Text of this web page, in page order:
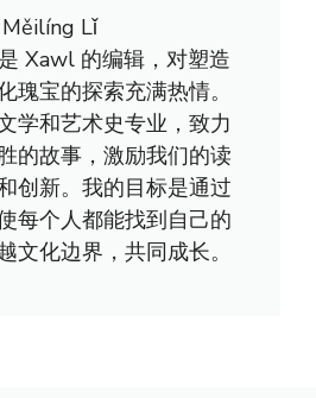
Měilíng Lǐ
Xawl 的编辑，对塑造
瑰宝的探索充满热情。
学和艺术史专业，致力
的故事，激励我们的读
创新。我的目标是通过
每个人都能找到自己的
文化边界，共同成长。